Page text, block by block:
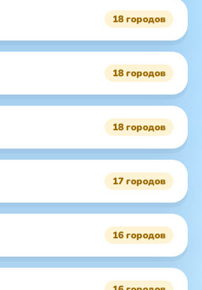
18 городов
18 городов
18 городов
17 городов
16 городов